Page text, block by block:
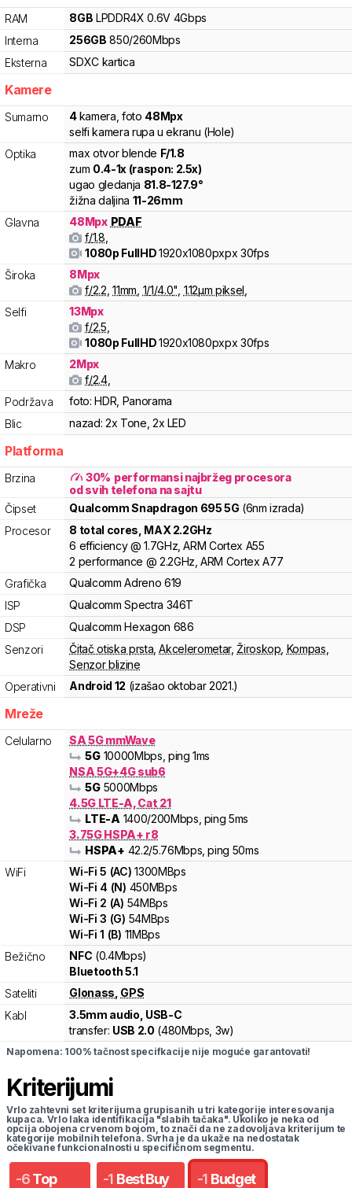
RAM 8GB LPDDR4X 0.6V 4Gbps
Interna
256GB 850/260Mbps
Eksterna
SDXC kartica
Kamere
Sumarno 4kamera foto 48Mpx
selfi kamera rupa u ekranu (Hole)
Optika
max otvor blende F/1.8
zum 0.4-1x (raspon: 2.5x)
ugao gledanja 81.8-127.9°
žižna daljina 11-26mm
Glavna
48Mpx PDAF
f/1.8
1080p FullHD1920x1080pxpx30fps
Široka
8Mpx
f/2.2 11mm 1/1/4.0" 1.12µm piksel
Selfi
13Mpx
f/2.5
1080p FullHD1920x1080pxpx30fps
Makro
2Mpx
f/2.4,
Podržava
foto: HDR, Panorama
Blic
nazad: 2x Tone, 2x LED
Platforma
Brzina 30% performansi najbržeg procesora
od svih telefona na sajtu
Čipset
QualcommSnapdragon 695 5G (6nm izrada)
Procesor
8 total cores , MAX 2.2GHz
6 efficiency @ 1.7GHz,ARM Cortex A55
2 performance @ 2.2GHz,ARM Cortex A77
Grafička
Qualcomm Adreno 619
ISP
Qualcomm Spectra 346T
DSP
Qualcomm Hexagon 686
Senzori
Čitač otiska prsta ,Akcelerometar,Žiroskop Kompas
Senzor blizine
Operativni
Android 12 (izašao oktobar 2021.)
Mreže
Celularno
SA 5G mmWave
5G 10000Mbps , ping 1ms
NSA 5G+4G sub6
5G 5000Mbps
4.5G LTE-A, Cat 21
LTE-A 1400/200Mbps , ping 5ms
3.75G HSPA+ r8
HSPA+ 42.2/5.76Mbps , ping 50ms
WiFi
Wi-Fi5 (AC) 1300MBps
Wi-Fi 4 (N) 450MBps
Wi-Fi 2 (A) 54MBps
Wi-Fi3 (G) 54MBps
Wi-Fi1 (B) 11MBps
Bežično
NFC (0.4Mbps)
Bluetooth 5.1
Sateliti
Glonass GPS
Kabl
3.5mm audio, USB-C
transfer: USB 2.0 (480Mbps, 3w)
Napomena: 100% tačnost specifkacije nije moguće garantovati!
Kriterijumi
Vrlo zahtevni set kriterijuma grupisanih u tri kategorije interesovanja
kupaca. Vrlo laka identifikacija "slabih tačaka". Ukoliko je neka od
opcija obojena crvenom bojom, to znači da ne zadovoljava kriterijum te
kategorije mobilnih telefona. Svrha je da ukaže na nedostatak
očekivane funkcionalnosti u specifičnom segmentu.
-6 Top -1 Best Buy -1 Budget